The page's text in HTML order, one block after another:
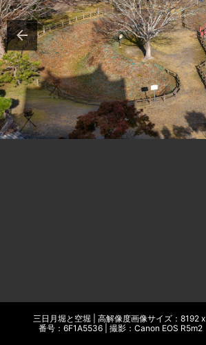
三日月堀と空堀 | 高解像度画像サイズ：8192
番号：6F1A5536 | 撮影：Canon EOS R5m2